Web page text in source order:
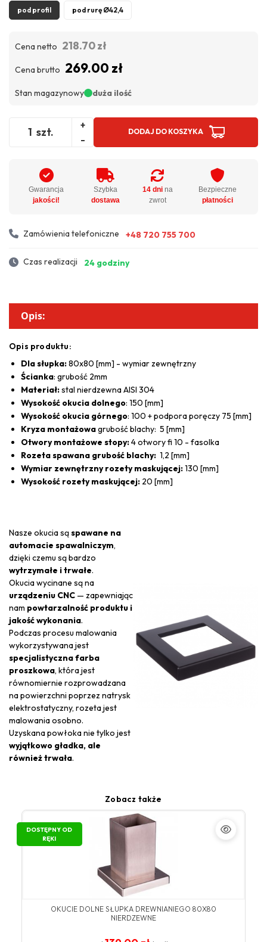
pod profil pod rurę Ø42,4
Cena netto 218.70 zł
Cena brutto 269.00 zł
Stan magazynowy duża ilość
szt.
+
-
DODAJ DO KOSZYKA
Gwarancja
jakości!
Szybka
dostawa
14 dnina
zwrot
Bezpieczne
płatności
Zamówienia telefoniczne +48 720 755 700
Czas realizacji 24 godziny
Opis:
Opis produktu:
Dla słupka:80x80 [mm] - wymiar zewnętrzny
Ścianka: grubość 2mm
Materiał:stal nierdzewna AISI 304
Wysokość okucia dolnego: 150 [mm]
Wysokość okucia górnego: 100 + podpora poręczy 75 [mm]
Kryza montażowagrubość blachy: 5 [mm]
Otwory montażowe stopy:4 otwory fi 10 - fasolka
Rozeta spawana grubość blachy: 1,2 [mm]
Wymiar zewnętrzny rozety maskującej:130 [mm]
Wysokość rozety maskującej: 20 [mm]
Nasze okucia sąspawane na
automacie spawalniczym,
dzięki czemu są bardzo
wytrzymałe i trwałe.
Okucia wycinane są na
urządzeniu CNC — zapewniając
nam powtarzalność produktu i
jakość wykonania.
Podczas procesu malowania
wykorzystywana jest
specjalistyczna farba
proszkowa, która jest
równomiernie rozprowadzana
na powierzchni poprzez natrysk
elektrostatyczny, rozeta jest
malowania osobno.
Uzyskana powłoka nie tylko jest
wyjątkowo gładka, ale
również trwała.
Zobacz także
DOSTĘPNY OD
RĘKI
OKUCIE DOLNE SŁUPKA DREWNIANIEGO 80X80
NIERDZEWNE